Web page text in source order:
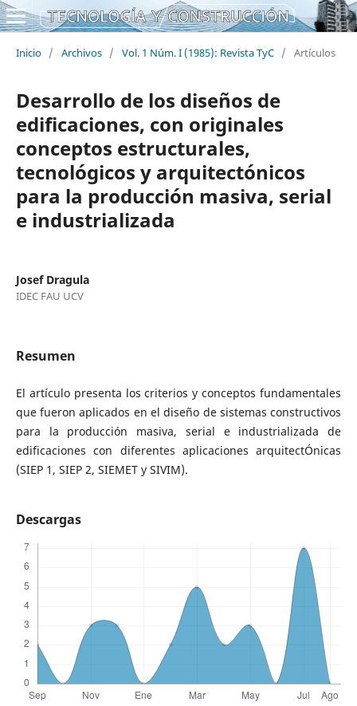
Inicio / Archivos / Vol. 1 Núm. I (1985): Revista TyC / Artículos
Desarrollo de los diseños de
edificaciones, con originales
conceptos estructurales,
tecnológicos y arquitectónicos
para la producción masiva, serial
e industrializada
Josef Dragula
IDEC FAU UCV
Resumen
El artículo presenta los criterios y conceptos fundamentales
que fueron aplicados en el diseño de sistemas constructivos
para la producción masiva, serial e industrializada de
edificaciones con diferentes aplicaciones arquitectÓnicas
(SIEP 1, SIEP 2, SIEMET y SIVIM).
Descargas